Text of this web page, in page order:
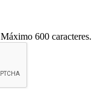
Máximo 600 caracteres.